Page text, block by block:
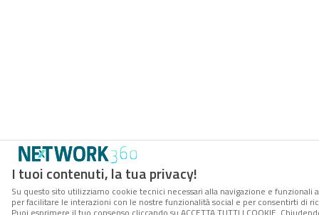
I tuoi contenuti, la tua privacy!
Su questo sito utilizziamo cookie tecnici necessari alla navigazione e
per facilitare le interazioni con le nostre funzionalità social e per consentirti di